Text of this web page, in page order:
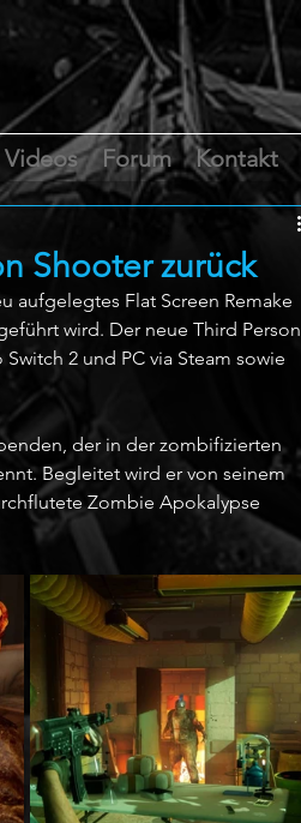
Videos Forum Kontakt
Shooter zurück
aufgelegtes Flat Screen Remake
wird. Der neue Third Person
2 und PC via Steam sowie
der in der zombifizierten
Begleitet wird er von seinem
Zombie Apokalypse